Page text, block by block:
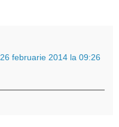
26 februarie 2014 la 09:26